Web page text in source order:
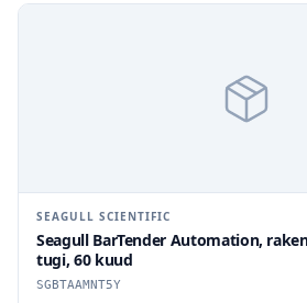
SEAGULL SCIENTIFIC
Seagull BarTender Automation,
tugi, 60 kuud
SGBTAAMNT5Y